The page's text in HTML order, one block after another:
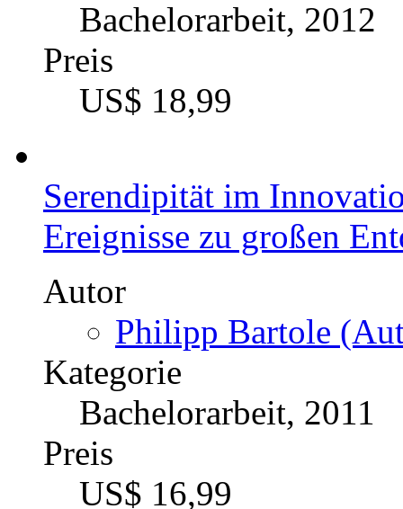
Analyse der
Autor
Stefan Zessel
Kategorie
Diplomarbeit, 2012
Preis
US$ 16,99